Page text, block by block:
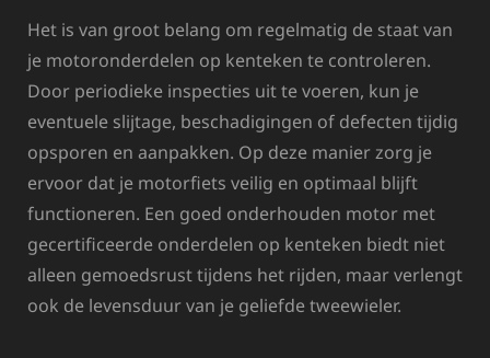
Het is van groot belang om regelmatig de staat van
je motoronderdelen op kenteken te controleren.
Door periodieke inspecties uit te voeren, kun je
eventuele slijtage, beschadigingen of defecten tijdig
opsporen en aanpakken. Op deze manier zorg je
ervoor dat je motorfiets veilig en optimaal blijft
functioneren. Een goed onderhouden motor met
gecertificeerde onderdelen op kenteken biedt niet
alleen gemoedsrust tijdens het rijden, maar verlengt
ook de levensduur van je geliefde tweewieler.